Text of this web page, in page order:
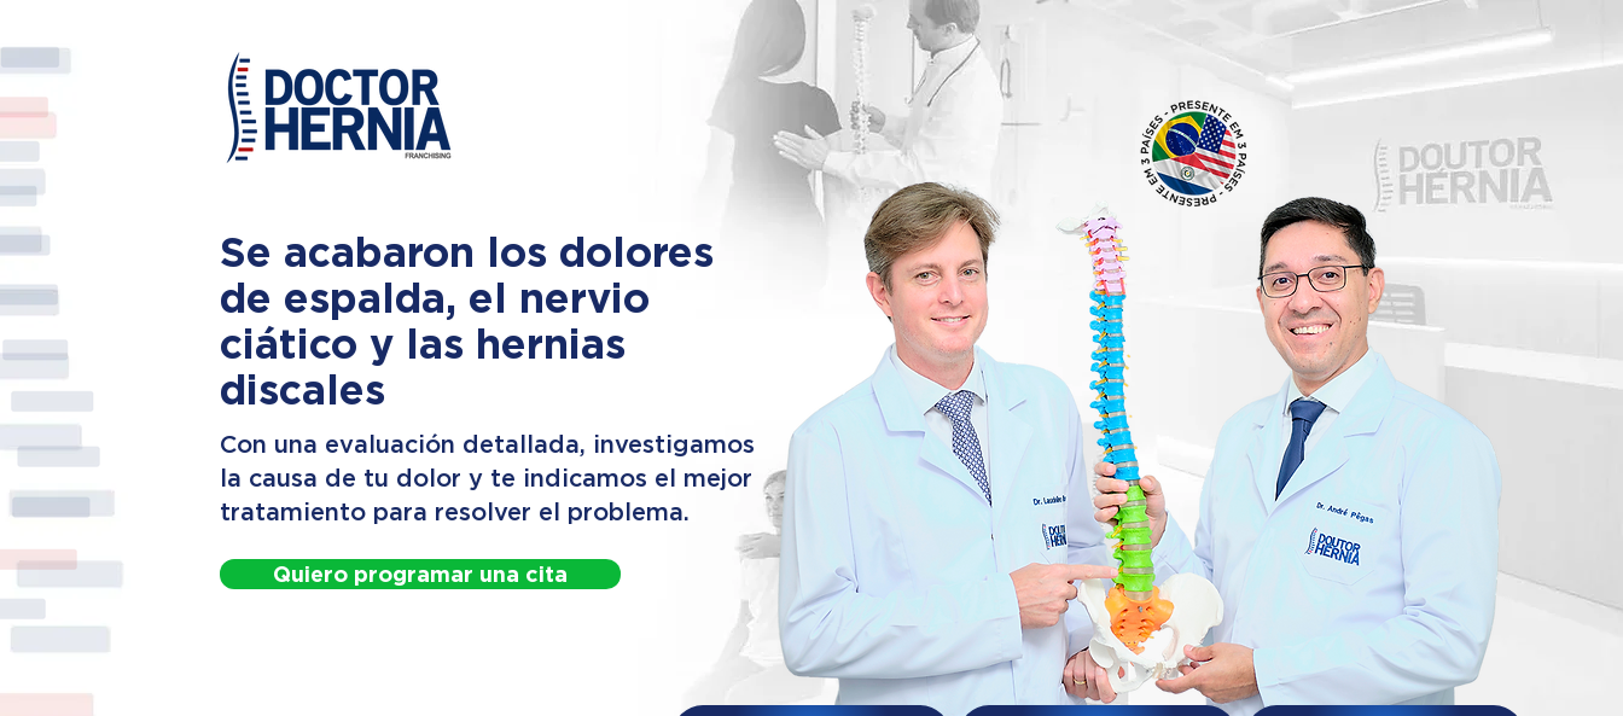
Se acabaron los dolores
de espalda, el nervio
ciático y las hernias
discales
Con una evaluación detallada, investigamos
la causa de tu dolor y te indicamos el mejor
tratamiento para resolver el problema.
Quiero programar una cita